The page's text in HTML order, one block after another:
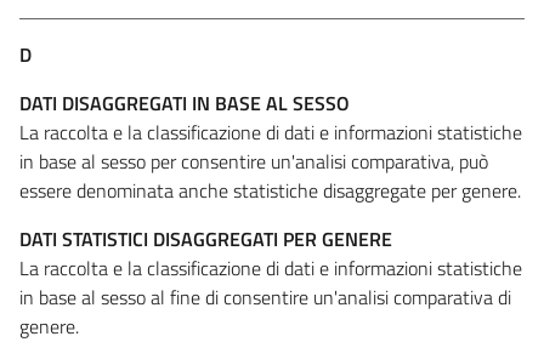
D
DATI DISAGGREGATI IN BASE AL SESSO
La raccolta e la classificazione di dati e informazioni statistiche
in base al sesso per consentire un'analisi comparativa, può
essere denominata anche statistiche disaggregate per genere.
DATI STATISTICI DISAGGREGATI PER GENERE
La raccolta e la classificazione di dati e informazioni statistiche
in base al sesso al fine di consentire un'analisi comparativa di
genere.